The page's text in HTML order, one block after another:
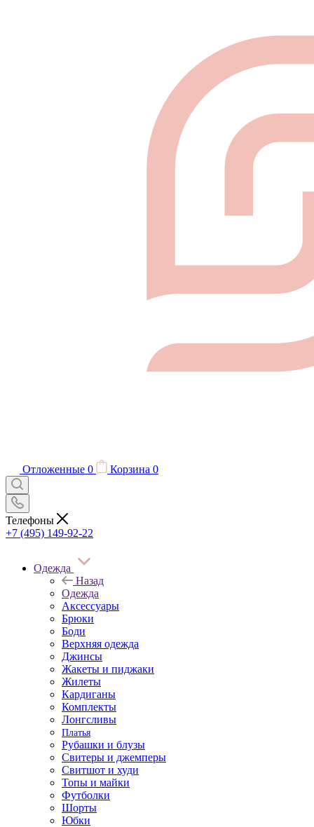
Отложенные 0 Корзина 0
Телефоны
+7 (495) 149-92-22
Одежда
Назад
Одежда
Аксессуары
Брюки
Боди
Верхняя одежда
Джинсы
Жакеты и пиджаки
Жилеты
Кардиганы
Комплекты
Лонгсливы
Платья
Рубашки и блузы
Свитеры и джемперы
Свитшот и худи
Топы и майки
Футболки
Шорты
Юбки